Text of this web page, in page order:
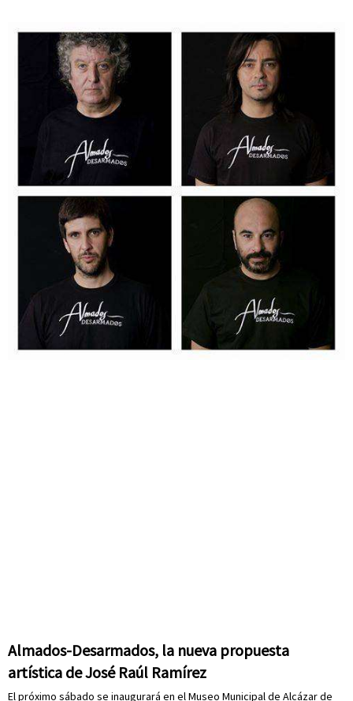
Almados-Desarmados, la nueva propuesta
artística de José Raúl Ramírez
El próximo sábado se inaugurará en el Museo Municipal de Alcázar de